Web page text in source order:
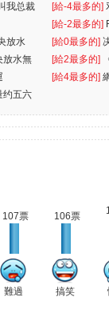
我总裁
[給-4最多的]
离
[給-2最多的]
放水
[給0最多的]
放水無 [給2最多的]
[給4最多的]
约五六
107票
難過
106票
搞笑